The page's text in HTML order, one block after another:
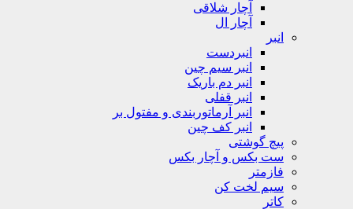
آچار شلاقی
آچار ال
انبر
انبردست
انبر سیم چین
انبر دم باریک
انبر قفلی
انبر آرماتوربندی و مفتول بر
انبر کف چین
پیچ گوشتی
ست بکس و آچار بکس
فازمتر
سیم لخت کن
کاتر